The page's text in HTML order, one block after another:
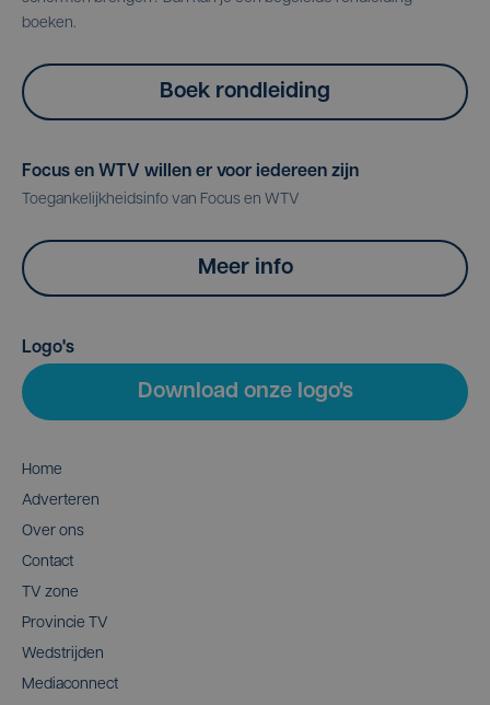
boeken.
Boek rondleiding
Focus en WTV willen er voor iedereen zijn
Toegankelijkheidsinfo van Focus en WTV
Meer info
Logo's
Download onze logo's
Home
Adverteren
Over ons
Contact
TV zone
Provincie TV
Wedstrijden
Mediaconnect